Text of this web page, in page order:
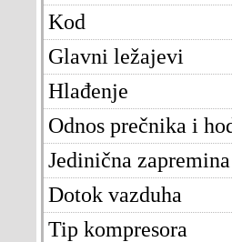
Kod
Glavni ležajevi
Hlađenje
Odnos prečnika i
Jedinična zapremina
Dotok vazduha
Tip kompresora